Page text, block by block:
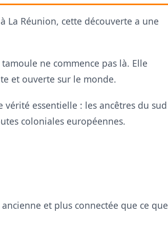
La Réunion, cette découverte a une
ne commence pas là. Elle
et ouverte sur le monde.
essentielle : les ancêtres du sud
coloniales européennes.
et plus connectée que ce que